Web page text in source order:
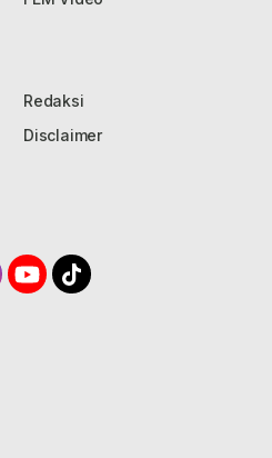
Redaksi
Disclaimer